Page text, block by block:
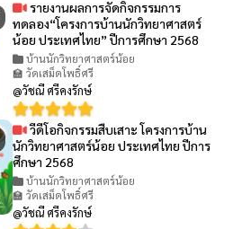
รายงานผลการจัดกิจกรรมการ
ทดลอง“โครงการบ้านนักวิทยาศาสตร์
น้อย ประเทศไทย” ปีการศึกษา 2568
บ้านนักวิทยาศาสตร์น้อย
🏫 วัดเสม็ดโพธิ์ศรี
@วัชณี ศรีคงรักษ์
วีดีโอกิจกรรมสืบเสาะ โครงการบ้าน
นักวิทยาศาสตร์น้อย ประเทศไทย ปีการ
ศึกษา 2568
บ้านนักวิทยาศาสตร์น้อย
🏫 วัดเสม็ดโพธิ์ศรี
@วัชณี ศรีคงรักษ์